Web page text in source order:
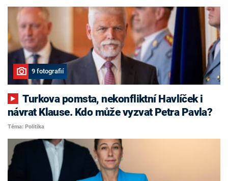
9 fotografií
Turkova pomsta, nekonfliktní Havlíček i
návrat Klause. Kdo může vyzvat Petra Pavla?
Téma: Politika